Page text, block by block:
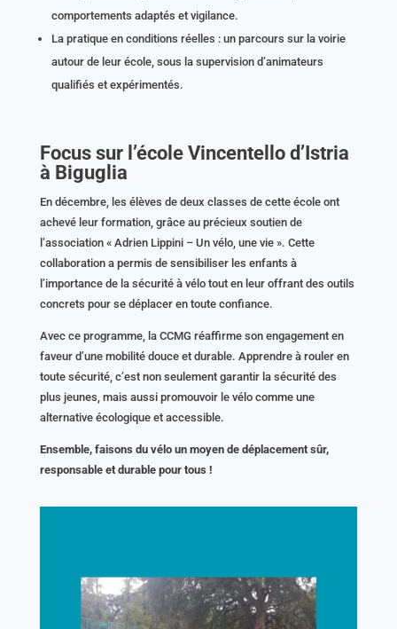
comportements adaptés et vigilance.
La pratique en conditions réelles : un parcours sur la voirie
autour de leur école, sous la supervision d’animateurs
qualifiés et expérimentés.
Focus sur l’école Vincentello d’Istria
à Biguglia
En décembre, les élèves de deux classes de cette école ont
achevé leur formation, grâce au précieux soutien de
l’association « Adrien Lippini – Un vélo, une vie ». Cette
collaboration a permis de sensibiliser les enfants à
l’importance de la sécurité à vélo tout en leur offrant des outils
concrets pour se déplacer en toute confiance.
Avec ce programme, la CCMG réaffirme son engagement en
faveur d’une mobilité douce et durable. Apprendre à rouler en
toute sécurité, c’est non seulement garantir la sécurité des
plus jeunes, mais aussi promouvoir le vélo comme une
alternative écologique et accessible.
Ensemble, faisons du vélo un moyen de déplacement sûr,
responsable et durable pour tous !